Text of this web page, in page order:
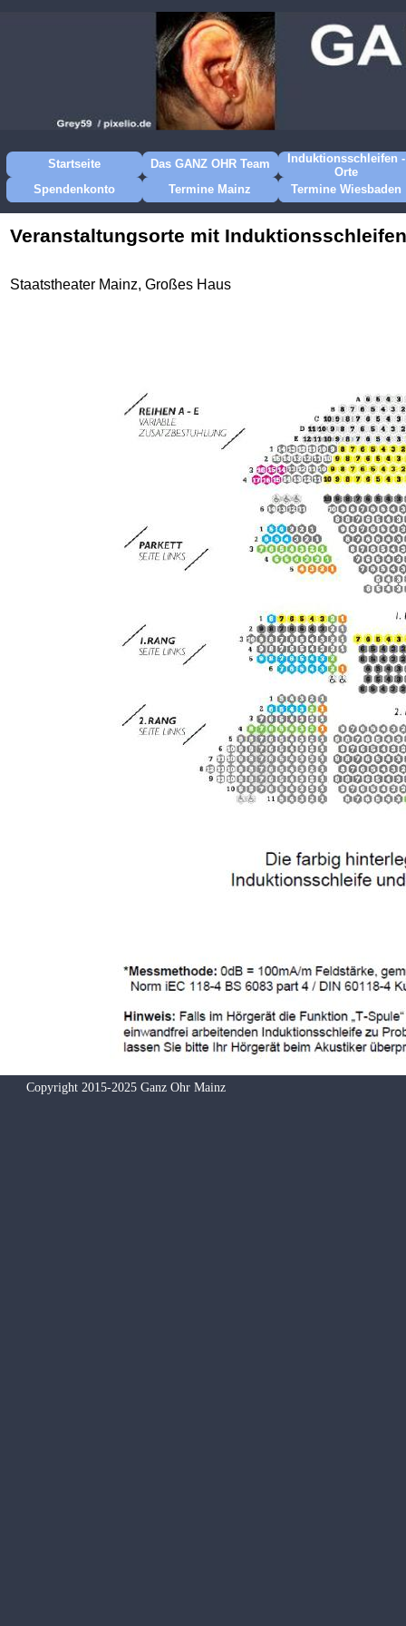
Startseite Das GANZ OHR Team
Induktionsschleifen -
Orte
Spendenkonto
Termine Mainz Termine Wiesbaden
Veranstaltungsorte mit
Staatstheater Mainz, Großes Haus
Copyright 2015-2025 Ganz Ohr Mainz